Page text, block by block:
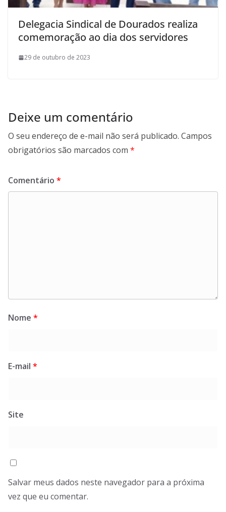
Delegacia Sindical de Dourados realiza
comemoração ao dia dos servidores
29 de outubro de 2023
Deixe um comentário
O seu endereço de e-mail não será publicado. Campos
obrigatórios são marcados com *
Comentário *
Nome *
E-mail *
Site
Salvar meus dados neste navegador para a próxima
vez que eu comentar.